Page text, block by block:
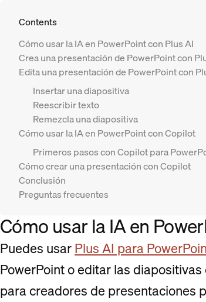
Contents
Cómo usar la IA en PowerPoint con Plus AI
Crea una presentación de PowerPoint con
Edita una presentación de PowerPoint con
Insertar una diapositiva
Reescribir texto
Remezcla una diapositiva
Cómo usar la IA en PowerPoint con Copilot
Primeros pasos con Copilot para
Cómo crear una presentación con Copilot
Conclusión
Preguntas frecuentes
Cómo usar la IA en
Puedes usarPlus AI para
PowerPoint o editar las
para creadores de presentaciones